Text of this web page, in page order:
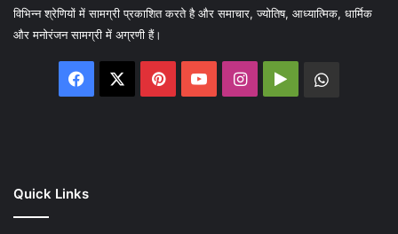
विभिन्न श्रेणियों में सामग्री प्रकाशित करते है और समाचार, ज्योतिष, आध्यात्मिक, धार्मिक
और मनोरंजन सामग्री में अग्रणी हैं।
Facebook PinterestYouTubeInstagram
Google
Quick Links